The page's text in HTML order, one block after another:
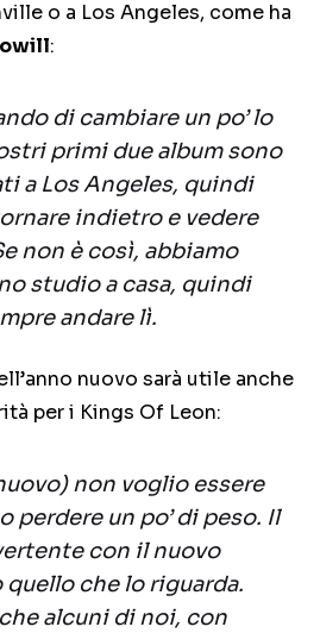
o a Los Angeles, come ha
:
di cambiare un po’ lo
primi due album sono
a Los Angeles, quindi
indietro e vedere
non è così, abbiamo
studio a casa, quindi
andare lì.
nuovo sarà utile anche
per i Kings Of Leon:
non voglio essere
perdere un po’ di peso. Il
con il nuovo
che lo riguarda.
alcuni di noi, con